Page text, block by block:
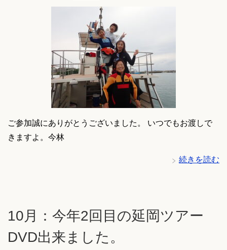
ご参加誠にありがとうございました。 いつでもお渡しで
きますよ。今林
続きを読む
10月：今年2回目の延岡ツアー
DVD出来ました。